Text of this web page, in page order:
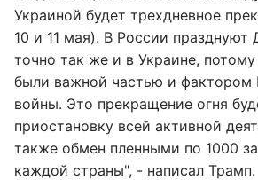
Украиной будет трехдневное
10 и 11 мая). В России празднуют
точно так же и в Украине,
были важной частью и фактором
войны. Это прекращение огня
приостановку всей активной
также обмен пленными по 1000
каждой страны", - написал Трамп.